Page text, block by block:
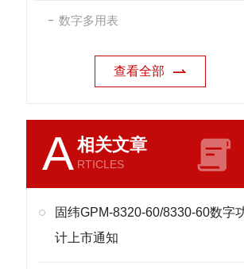
数字多用表
查看全部
A相关文章
RTICLES
固纬GPM-8320-60/8330-60数字
计上市通知